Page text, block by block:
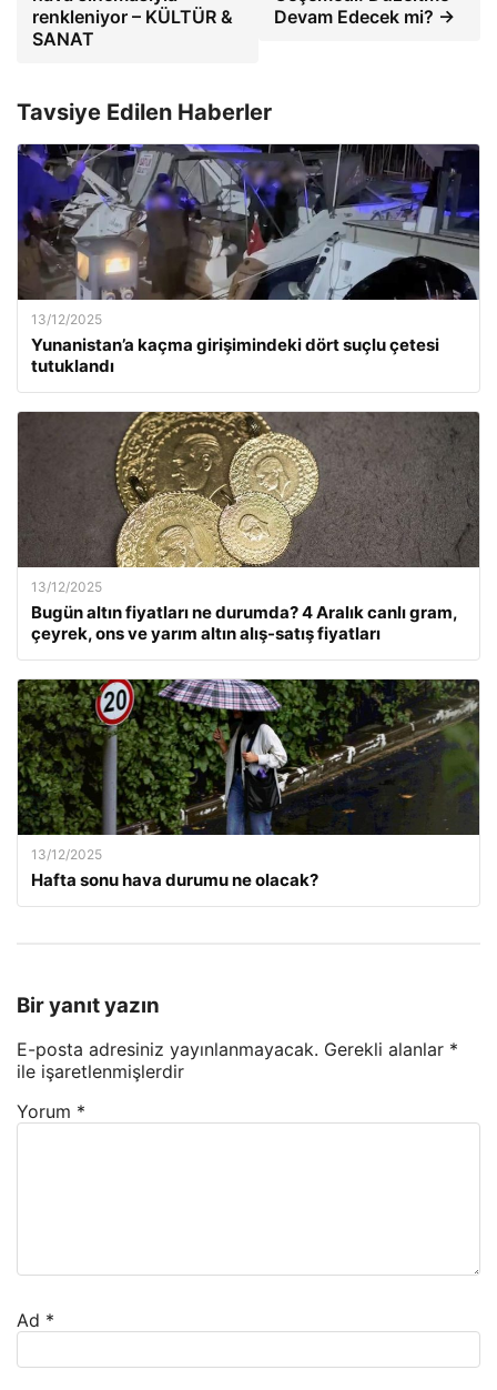
renkleniyor – KÜLTÜR &
SANAT
Devam Edecek mi? →
Tavsiye Edilen Haberler
13/12/2025
Yunanistan’a kaçma girişimindeki dört suçlu çetesi
tutuklandı
13/12/2025
Bugün altın fiyatları ne durumda? 4 Aralık canlı gram,
çeyrek, ons ve yarım altın alış-satış fiyatları
13/12/2025
Hafta sonu hava durumu ne olacak?
Bir yanıt yazın
E-posta adresiniz yayınlanmayacak. Gerekli alanlar *
ile işaretlenmişlerdir
Yorum *
Ad *